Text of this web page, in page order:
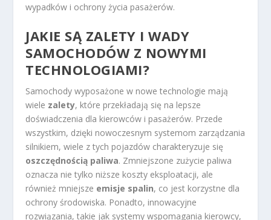
wypadków i ochrony życia pasażerów.
JAKIE SĄ ZALETY I WADY
SAMOCHODÓW Z NOWYMI
TECHNOLOGIAMI?
Samochody wyposażone w nowe technologie mają
wiele zalety, które przekładają się na lepsze
doświadczenia dla kierowców i pasażerów. Przede
wszystkim, dzięki nowoczesnym systemom zarządzania
silnikiem, wiele z tych pojazdów charakteryzuje się
oszczędnością paliwa. Zmniejszone zużycie paliwa
oznacza nie tylko niższe koszty eksploatacji, ale
również mniejsze emisje spalin, co jest korzystne dla
ochrony środowiska. Ponadto, innowacyjne
rozwiązania, takie jak systemy wspomagania kierowcy,